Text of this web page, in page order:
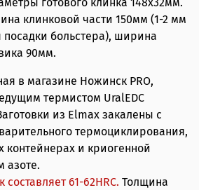
готового клинка 148х32мм.
клинковой части 150мм (1-2 мм
больстера), ширина
90мм.
в магазине Ножинск PRO,
термистом UralEDC
из Elmax закалены с
термоциклирования,
контейнерах и криогенной
азоте.
составляет 61-62HRС. Толщина